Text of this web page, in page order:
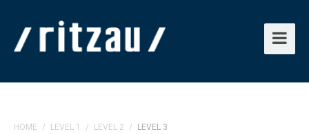
HOME / LEVEL 1 / LEVEL 2 / LEVEL 3